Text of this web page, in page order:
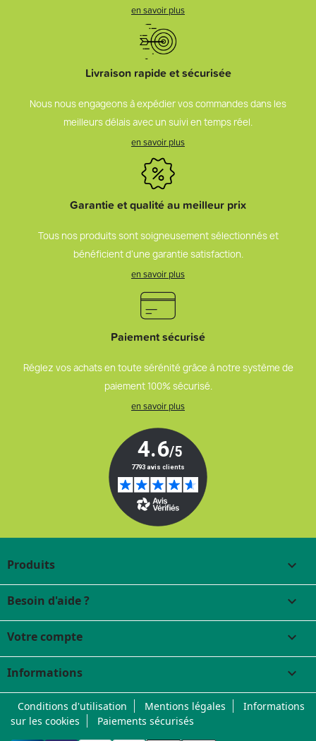
en savoir plus
Livraison rapide et sécurisée
Nous nous engageons à expédier vos commandes dans les
meilleurs délais avec un suivi en temps réel.
en savoir plus
Garantie et qualité au meilleur prix
Tous nos produits sont soigneusement sélectionnés et
bénéficient d’une garantie satisfaction.
en savoir plus
Paiement sécurisé
Réglez vos achats en toute sérénité grâce à notre système de
paiement 100% sécurisé.
en savoir plus
Produits 
Besoin d'aide ? 
Votre compte 
Informations keyboard_arrow_down
Conditions d'utilisation Mentions légales
Informations
sur les cookies
Paiements sécurisés